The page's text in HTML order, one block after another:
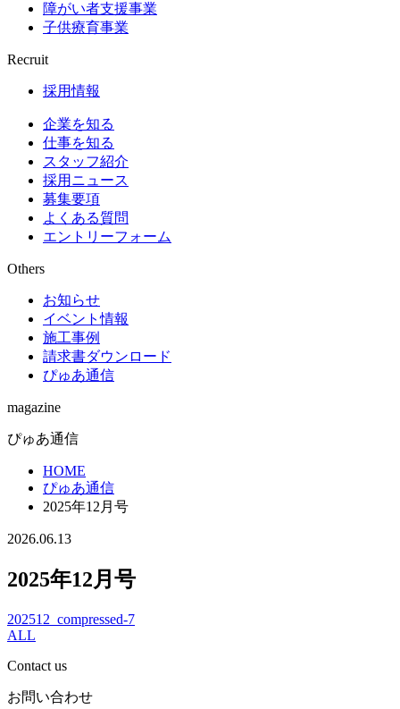
障がい者支援事業
子供療育事業
Recruit
採用情報
企業を知る
仕事を知る
スタッフ紹介
採用ニュース
募集要項
よくある質問
エントリーフォーム
Others
お知らせ
イベント情報
施工事例
請求書ダウンロード
ぴゅあ通信
magazine
ぴゅあ通信
HOME
ぴゅあ通信
2025年12月号
2026.06.13
2025年12月号
202512_compressed-7
ALL
Contact us
お問い合わせ